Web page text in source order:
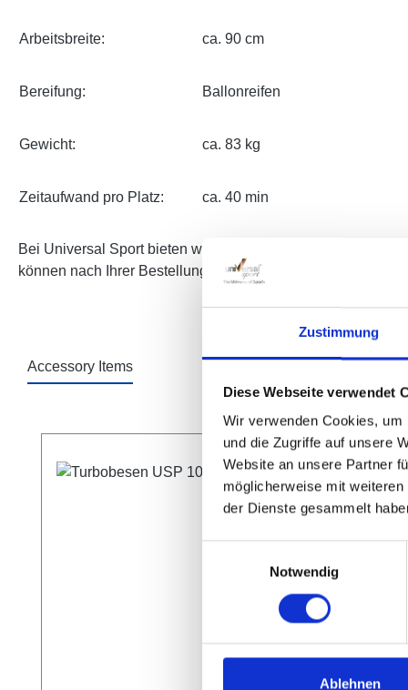
Zustimmung
Diese Webseite verwendet
Wir verwenden Cookies,
und die Zugriffe auf unsere
Website an unsere Partner
möglicherweise mit
der Dienste gesammelt
Notwendig
Ablehnen
Arbeitsbreite: ca. 90 cm
Bereifung: Ballonreifen
Gewicht: ca. 83 kg
Zeitaufwand pro Platz: ca. 40 min
Bei Universal Sport bieten wir Ihnen beste Konditionen
können nach Ihrer Bestellung umgehend die Ware für den
Accessory Items
Produktgalerie überspringen